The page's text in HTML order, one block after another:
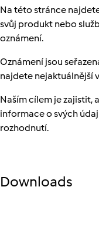
Na této stránce
svůj produkt nebo
oznámení.
Oznámení jsou
najdete nejaktuálnější
Naším cílem je zajistit,
informace o svých
rozhodnutí.
Downloads